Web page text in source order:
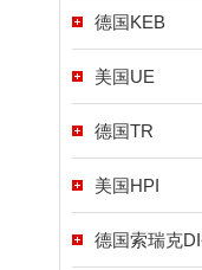
德国KEB
美国UE
德国TR
美国HPI
德国索瑞克